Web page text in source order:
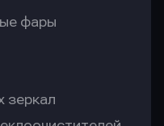
фары
зеркал